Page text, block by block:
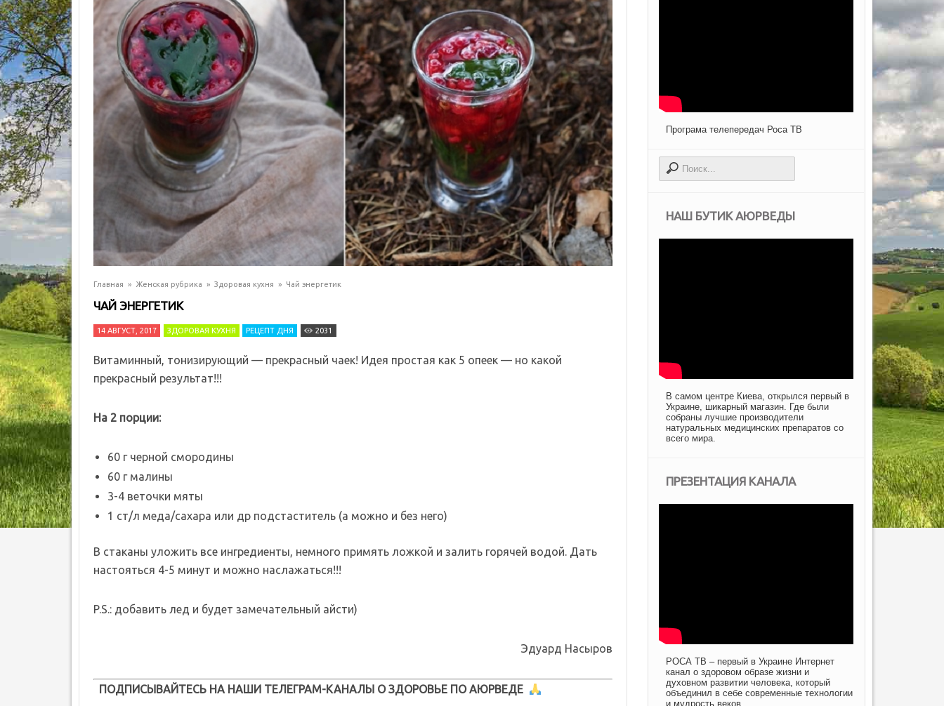
Главная » Женская рубрика » Здоровая кухня » Чай энергетик
ЧАЙ ЭНЕРГЕТИК
14 АВГУСТ, 2017 ЗДОРОВАЯ КУХНЯ РЕЦЕПТ ДНЯ 2031
Витаминный, тонизирующий — прекрасный чаек! Идея простая как 5 опеек — но какой
прекрасный результат!!!
На 2 порции:
60 г черной смородины
60 г малины
3-4 веточки мяты
1 ст/л меда/сахара или др подстаститель (а можно и без него)
В стаканы уложить все ингредиенты, немного примять ложкой и залить горячей водой. Дать
настояться 4-5 минут и можно наслажаться!!!
P.S.: добавить лед и будет замечательный айсти)
Эдуард Насыров
ПОДПИСЫВАЙТЕСЬ НА НАШИ ТЕЛЕГРАМ-КАНАЛЫ О ЗДОРОВЬЕ ПО АЮРВЕДЕ
Програма телепередач Роса ТВ
НАШ БУТИК АЮРВЕДЫ
В самом центре Киева, открылся первый в
Украине, шикарный магазин. Где были
собраны лучшие производители
натуральных медицинских препаратов со
всего мира.
ПРЕЗЕНТАЦИЯ КАНАЛА
РОСА ТВ – первый в Украине Интернет
канал о здоровом образе жизни и
духовном развитии человека, который
объединил в себе современные технологии
и мудрость веков.